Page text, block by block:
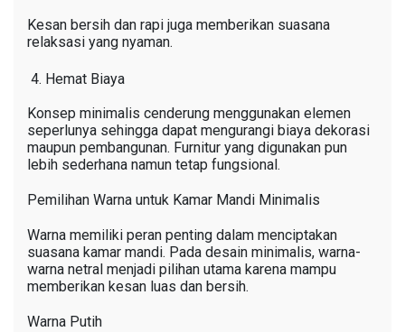
Kesan bersih dan rapi juga memberikan suasana
relaksasi yang nyaman.
Hemat Biaya
Konsep minimalis cenderung menggunakan elemen
seperlunya sehingga dapat mengurangi biaya dekorasi
maupun pembangunan. Furnitur yang digunakan pun
lebih sederhana namun tetap fungsional.
Pemilihan Warna untuk Kamar Mandi Minimalis
Warna memiliki peran penting dalam menciptakan
suasana kamar mandi. Pada desain minimalis, warna-
warna netral menjadi pilihan utama karena mampu
memberikan kesan luas dan bersih.
Warna Putih